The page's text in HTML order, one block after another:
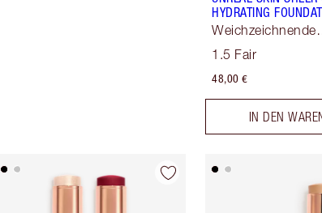
HYDRATING
Weichzeichnende
1.5 Fair
48,00 €
IN DEN